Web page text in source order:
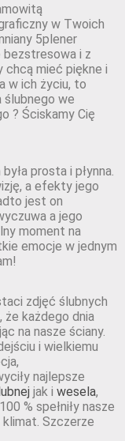
w Twoich
5plener
i z
chcą mieć piękne i
w ich życiu, to
we
? Ściskamy Cię
prosta i płynna.
a efekty jego
jest on
a jego
moment na
emocje w jednym
zdjęć ślubnych
każdego dnia
na nasze ściany.
i wielkiemu
najlepsze
jak i wesela,
% spełniły nasze
Szczerze